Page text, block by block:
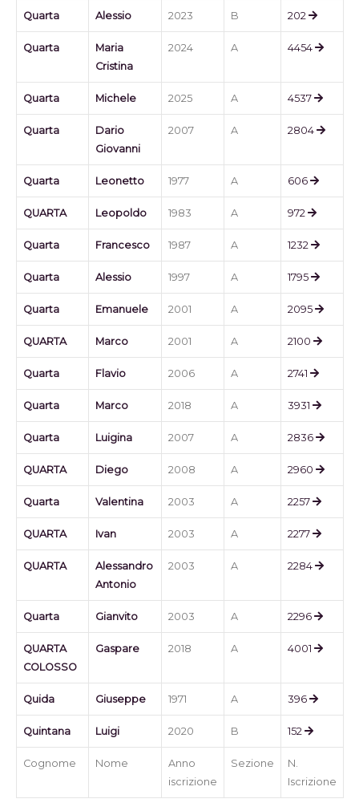
Cognome Nome
Anno
iscrizione
Sezione
N.
Iscrizione
Quarta Alessio 2023 B 202
Quarta
Maria
Cristina
2024 A 4454
Quarta Michele 2025 A 4537
Quarta
Dario
Giovanni
2007 A 2804
Quarta Leonetto 1977 A 606
QUARTA Leopoldo 1983 A 972
Quarta Francesco 1987 A 1232
Quarta Alessio 1997 A 1795
Quarta Emanuele 2001 A 2095
QUARTA Marco 2001 A 2100
Quarta Flavio 2006 A 2741
Quarta Marco 2018 A 3931
Quarta Luigina 2007 A 2836
QUARTA Diego 2008 A 2960
Quarta Valentina 2003 A 2257
QUARTA Ivan 2003 A 2277
QUARTA
Alessandro
Antonio
2003 A 2284
Quarta Gianvito 2003 A 2296
QUARTA
COLOSSO
Gaspare 2018 A 4001
Quida Giuseppe 1971 A 396
Quintana Luigi 2020 B 152